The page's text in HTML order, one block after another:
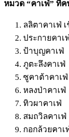
หมวด “คาเฟ่” ที่
ลลิตาคาเฟ่
ประกายคาเฟ่
ป้าบุญคาเฟ่
ภูตะลึงคาเฟ่
ซูคาต้าคาเฟ่
หลงป่าคาเฟ่
ทิวผาคาเฟ่
สมถวิลคาเฟ่
กอกล้วยคาเ